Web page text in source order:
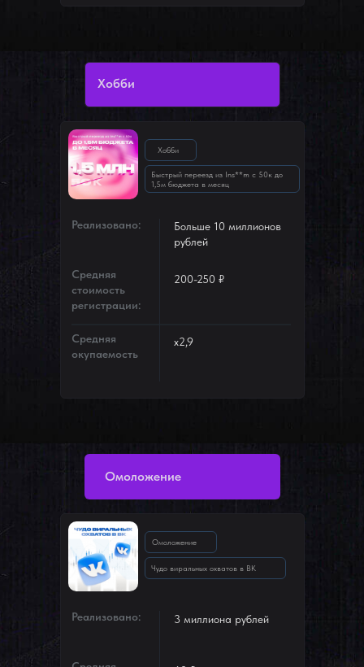
Больше 10 миллионов
рублей
200-250 ₽
х2,9
Реализовано:
Средняя
стоимость
регистрации:
Средняя
окупаемость
Хобби
Быстрый переезд из Ins**m с 50к до
1,5м бюджета в месяц
Хобби
3 миллиона рублей
Реализовано:
Омоложение
Чудо виральных охватов в ВК
Омоложение